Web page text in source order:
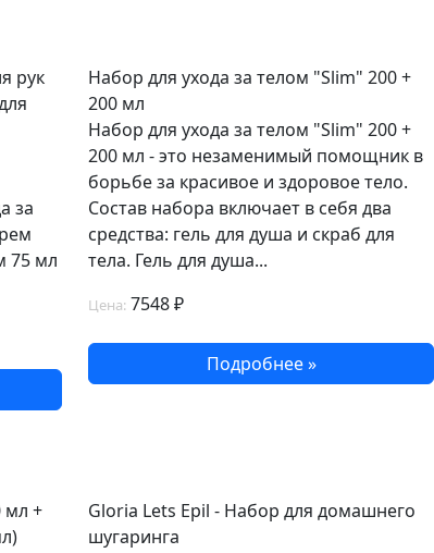
рук
за
75 мл
Набор для ухода за телом "Slim" 200 +
200 мл
Набор для ухода за телом "Slim" 200 +
200 мл - это незаменимый помощник в
борьбе за красивое и здоровое тело.
Состав набора включает в себя два
средства: гель для душа и скраб для
тела. Гель для душа...
Цена: 7548 ₽
Подробнее »
мл +
Gloria Lets Epil - Набор для домашнего
шугаринга